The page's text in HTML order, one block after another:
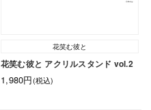
花笑む彼と
花笑む彼と アクリルスタンド vol.2
1,980円(税込)